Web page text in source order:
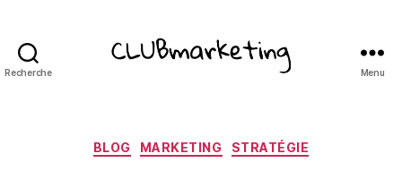
Recherche Menu
Catégories
BLOG MARKETING STRATÉGIE